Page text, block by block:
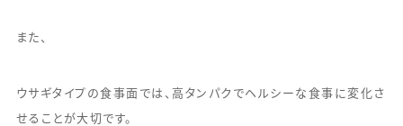
また、
ウサギタイプの食事面では、高タンパクでヘルシーな食事に変化さ
せることが大切です。